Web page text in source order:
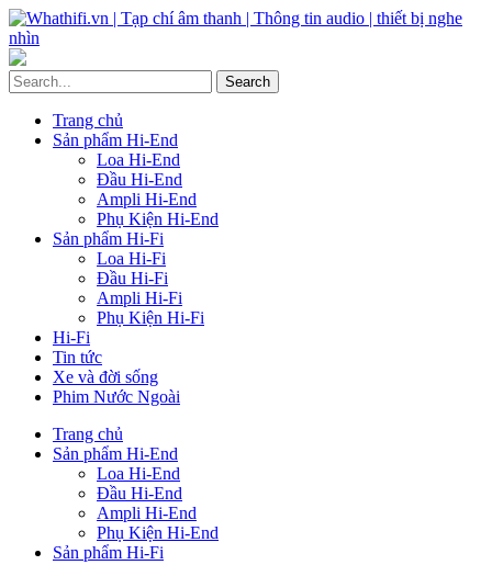
Trang chủ
Sản phẩm Hi-End
Loa Hi-End
Đầu Hi-End
Ampli Hi-End
Phụ Kiện Hi-End
Sản phẩm Hi-Fi
Loa Hi-Fi
Đầu Hi-Fi
Ampli Hi-Fi
Phụ Kiện Hi-Fi
Hi-Fi
Tin tức
Xe và đời sống
Phim Nước Ngoài
Trang chủ
Sản phẩm Hi-End
Loa Hi-End
Đầu Hi-End
Ampli Hi-End
Phụ Kiện Hi-End
Sản phẩm Hi-Fi